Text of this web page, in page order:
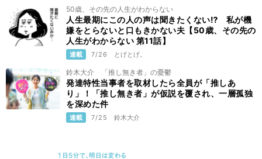
50歳、その先の人生がわからない
人生最期にこの人の声は聞きたくない⁉ 私が機
嫌をとらないと口もきかない夫【50歳、その先の
人生がわからない 第11話】
連載 7/26 とげとげ。
鈴木大介 「推し無き者」の憂鬱
発達特性当事者を取材したら全員が「推しあ
り」！「推し無き者」が仮説を覆され、一層孤独
を深めた件
連載 7/25 鈴木大介